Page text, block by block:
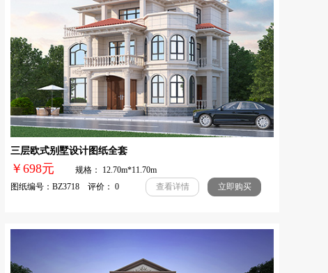
三层欧式别墅设计图纸全套
￥698元
规格： 12.70m*11.70m
图纸编号：BZ3718 评价： 0
查看详情 立即购买